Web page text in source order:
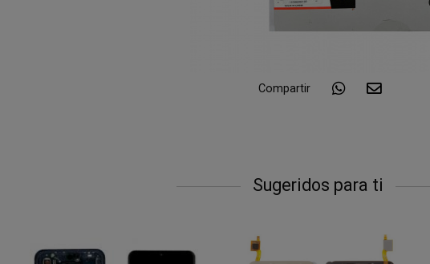
Compartir
Sugeridos para ti